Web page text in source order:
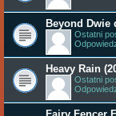
Beyond Dwie
Ostatni
Heavy Rain
Ostatni